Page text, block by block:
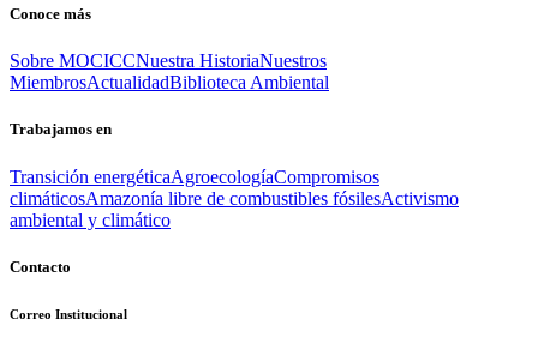
Conoce más
Sobre MOCICCNuestra HistoriaNuestros
MiembrosActualidadBiblioteca Ambiental
Trabajamos en
Transición energéticaAgroecologíaCompromisos
climáticosAmazonía libre de combustibles fósilesActivismo
ambiental y climático
Contacto
Correo Institucional